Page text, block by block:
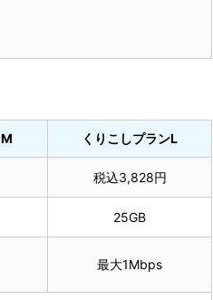
くりこしプランL
税込3,828円
25GB
最大1Mbps